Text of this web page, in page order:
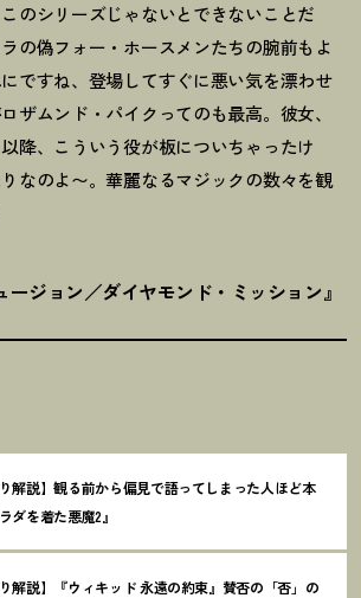
のシリーズじゃないとできないことだ
の偽フォー・ホースメンたちの腕前もよ
ですね、登場してすぐに悪い気を漂わせ
ザムンド・パイクってのも最高。彼女、
以降、こういう役が板についちゃったけ
なのよ〜。華麗なるマジックの数々を観
ージョン／ダイヤモンド・ミッション』
り解説】観る前から偏見で語ってしまった人ほど本
ラダを着た悪魔2』
り解説】『ウィキッド 永遠の約束』賛否の「否」の